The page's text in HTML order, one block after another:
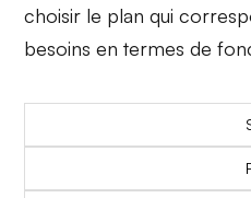
choisir le plan qui
besoins en termes de